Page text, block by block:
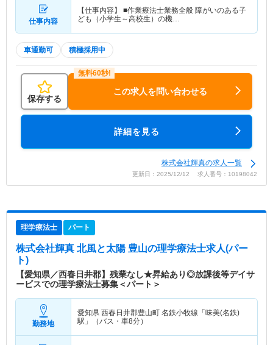
仕事内容
【仕事内容】 ■作業療法士業務全般 障がいのある子
ども（小学生～高校生）の機…
車通勤可 積極採用中
保存する
この求人を問い合わせる
詳細を見る
株式会社輝真の求人一覧
更新日：2025/12/12 求人番号：10198042
理学療法士 パート
株式会社輝真 北風と太陽 豊山の理学療法士求人(パー
ト)
【愛知県／西春日井郡】残業なし★昇給あり◎放課後等デイサ
ービスでの理学療法士募集＜パート＞
勤務地
愛知県 西春日井郡豊山町 名鉄小牧線「味美(名鉄)
駅」（バス・車8分）